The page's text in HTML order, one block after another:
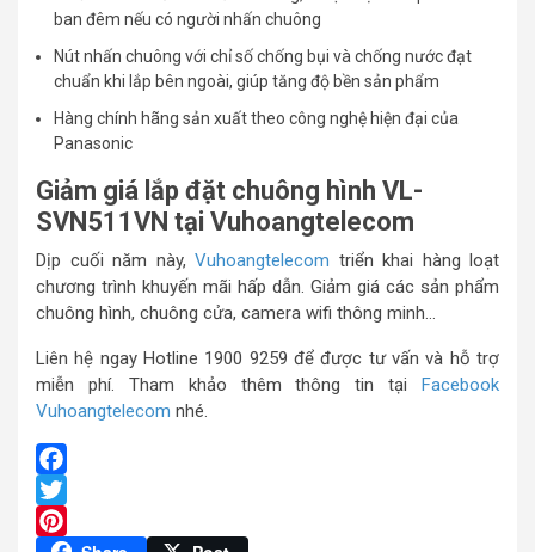
ban đêm nếu có người nhấn chuông
Nút nhấn chuông với chỉ số chống bụi và chống nước đạt
chuẩn khi lắp bên ngoài, giúp tăng độ bền sản phẩm
Hàng chính hãng sản xuất theo công nghệ hiện đại của
Panasonic
Giảm giá lắp đặt chuông hình VL-
SVN511VN tại Vuhoangtelecom
Dịp cuối năm này, Vuhoangtelecom triển khai hàng loạt
chương trình khuyến mãi hấp dẫn. Giảm giá các sản phẩm
chuông hình, chuông cửa, camera wifi thông minh…
Liên hệ ngay Hotline 1900 9259 để được tư vấn và hỗ trợ
miễn phí. Tham khảo thêm thông tin tại Facebook
Vuhoangtelecom nhé.
Facebook
Twitter